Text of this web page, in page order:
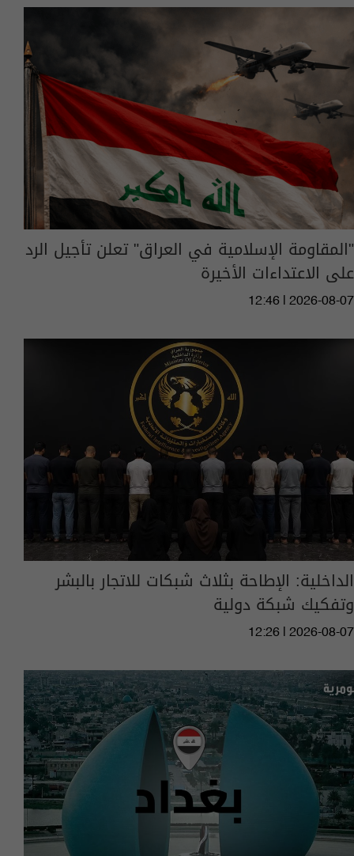
"المقاومة الإسلامية في العراق" تعلن تأجيل الرد
على الاعتداءات الأخيرة
12:46 | 2026-08-07
الداخلية: الإطاحة بثلاث شبكات للاتجار بالبشر
وتفكيك شبكة دولية
12:26 | 2026-08-07